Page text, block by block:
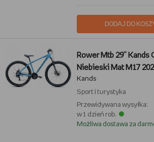
DODAJ DO
Rower Mtb 29'' Kands
Niebieski Mat M17
Kands
Sport i turystyka
Przewidywana wysyłka:
w 1 dzień rob.
Możliwa dostawa za